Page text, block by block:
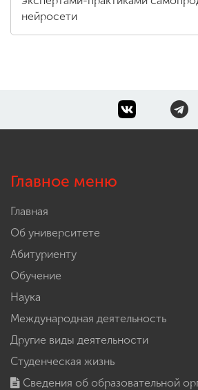
нейросети
Главное меню
Главная
Об университете
Абитуриенту
Обучение
Наука
Международная деятельность
Другие виды деятельности
Студенческая жизнь
Сведения об образовательной